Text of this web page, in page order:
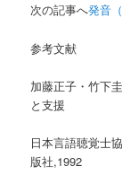
次の記事へ発音
参考文献
加藤正子・竹下
と支援
日本言語聴覚士
版社,1992